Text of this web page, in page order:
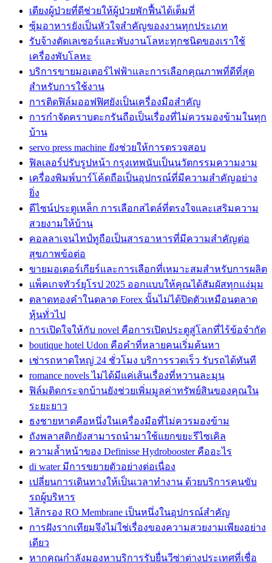
เตียงผู้ป่วยที่ดีช่วยให้ผู้ป่วยพักฟื้นได้เต็มที่
ซุ้มอาหารยังเป็นหัวใจสำคัญของงานทุกประเภท
รับจ้างตัดเลเซอร์และพับงานโลหะทุกชนิดของเราใช้
เครื่องพับโลหะ
บริการขายมอเตอร์ไฟฟ้าและการเลือกคุณภาพที่ดีที่สุด
สำหรับการใช้งาน
การติดฟิล์มออฟฟิศยังเป็นเครื่องมือสำคัญ
การกำจัดคราบตะกรันถือเป็นเรื่องที่ไม่ควรมองข้ามในทุก
บ้าน
servo press machine ยังช่วยให้การตรวจสอบ
ฟิลเลอร์ปรับรูปหน้า กรุงเทพนับเป็นนวัตกรรมความงาม
เครื่องพิมพ์บาร์โค้ดถือเป็นอุปกรณ์ที่มีความสำคัญอย่าง
ยิ่ง
ดีไซน์ประตูเหล็ก การเลือกสไตล์ที่ตรงใจและเสริมความ
สวยงามให้บ้าน
คอลลาเจนไทป์ทูถือเป็นสารอาหารที่มีความสำคัญต่อ
สุขภาพข้อต่อ
ขายมอเตอร์เกียร์และการเลือกที่เหมาะสมสำหรับการผลิต
แพ็คเกจทัวร์ยุโรป 2025 ออกแบบให้คุณได้สัมผัสทุกแง่มุม
ตลาดทองคำในตลาด Forex นั้นไม่ได้ปิดตัวเหมือนตลาด
หุ้นทั่วไป
การเปิดใจให้กับ novel คือการเปิดประตูสู่โลกที่ไร้ข้อจำกัด
boutique hotel Udon คือคำที่หลายคนเริ่มค้นหา
เช่ารถหาดใหญ่ 24 ชั่วโมง บริการรวดเร็ว รับรถได้ทันที
romance novels ไม่ได้มีแค่เส้นเรื่องที่หวานละมุน
ฟิล์มติดกระจกบ้านยังช่วยเพิ่มมูลค่าทรัพย์สินของคุณใน
ระยะยาว
ธงชายหาดคือหนึ่งในเครื่องมือที่ไม่ควรมองข้าม
ถังพลาสติกยังสามารถนำมาใช้แยกขยะรีไซเคิล
ความล้ำหน้าของ Definisse Hydrobooster คืออะไร
di water มีการขยายตัวอย่างต่อเนื่อง
เปลี่ยนการเดินทางให้เป็นเวลาทำงาน ด้วยบริการคนขับ
รถผู้บริหาร
ไส้กรอง RO Membrane เป็นหนึ่งในอุปกรณ์สำคัญ
การฝังรากเทียมจึงไม่ใช่เรื่องของความสวยงามเพียงอย่าง
เดียว
หากคุณกำลังมองหาบริการรับยื่นวีซ่าต่างประเทศที่เชื่อ